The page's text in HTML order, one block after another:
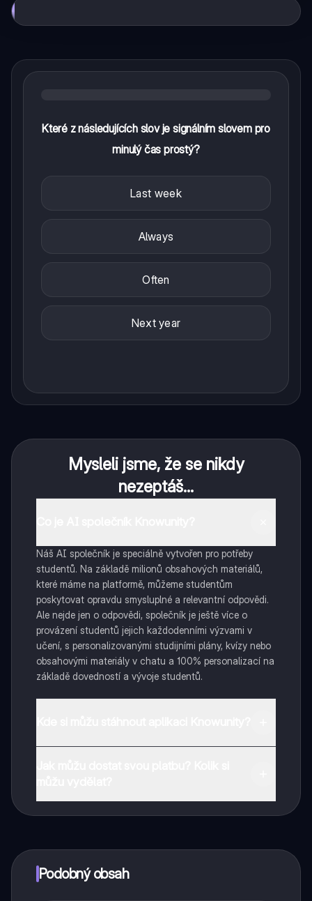
Které z následujících slov je signálním slovem pro
minulý čas prostý?
Last week
Always
Often
Next year
Mysleli jsme, že se nikdy
nezeptáš...
Náš AI společník je speciálně vytvořen pro potřeby
studentů. Na základě milionů obsahových materiálů,
které máme na platformě, můžeme studentům
poskytovat opravdu smysluplné a relevantní odpovědi.
Ale nejde jen o odpovědi, společník je ještě více o
provázení studentů jejich každodenními výzvami v
učení, s personalizovanými studijními plány, kvízy nebo
obsahovými materiály v chatu a 100% personalizací na
základě dovedností a vývoje studentů.
Podobný obsah